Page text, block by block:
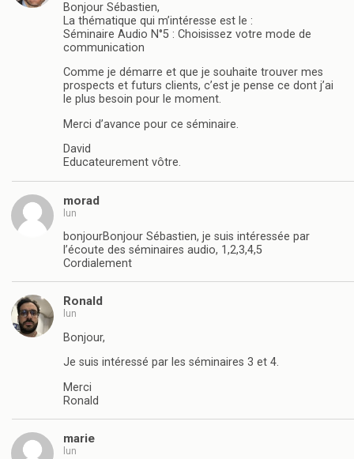
Bonjour Sébastien,
La thématique qui m’intéresse est le :
Séminaire Audio N°5 : Choisissez votre mode de
communication
Comme je démarre et que je souhaite trouver mes
prospects et futurs clients, c’est je pense ce dont j’ai
le plus besoin pour le moment.
Merci d’avance pour ce séminaire.
David
Educateurement vôtre.
morad
lun
bonjourBonjour Sébastien, je suis intéressée par
l’écoute des séminaires audio, 1,2,3,4,5
Cordialement
Ronald
lun
Bonjour,
Je suis intéressé par les séminaires 3 et 4.
Merci
Ronald
marie
lun